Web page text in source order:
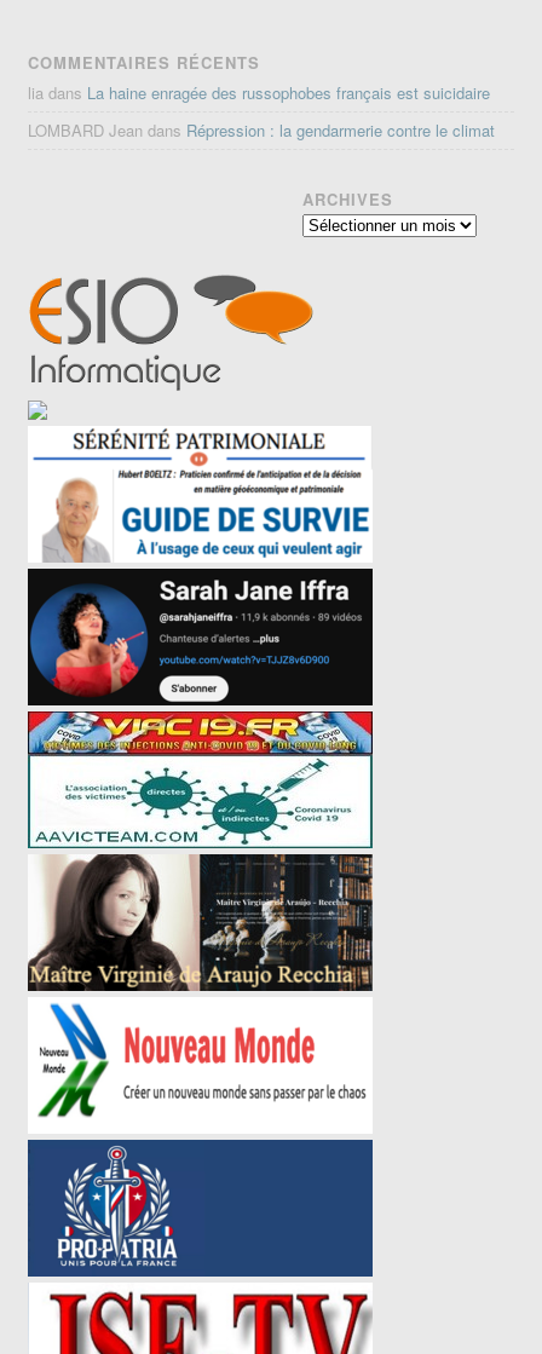
COMMENTAIRES RÉCENTS
lia dans La haine enragée des russophobes français est suicidaire
LOMBARD Jean dans Répression : la gendarmerie contre le climat
ARCHIVES
Archives